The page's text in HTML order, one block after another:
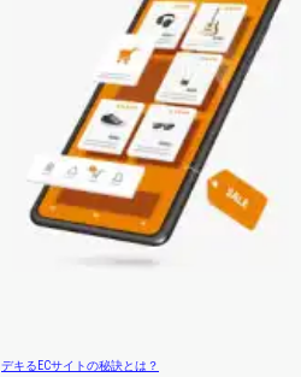
デキるECサイトの秘訣とは？